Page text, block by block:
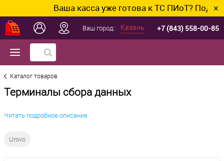
Ваша касса уже готова к ТС ПИоТ? ✕
Ваш город:: Казань +7 (843) 558-00-85
Каталог товаров
Терминалы сбора данных
Читать подробное описание
Urovo